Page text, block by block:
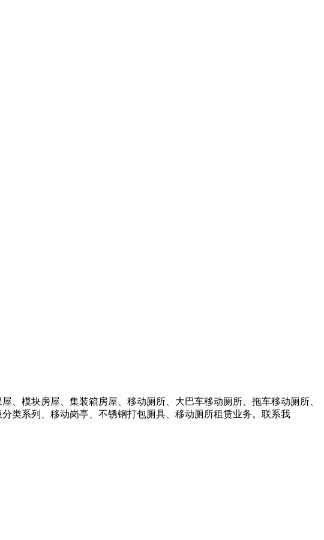
模块房屋、集装箱房屋、移动厕所、大巴车移动厕所、拖车移动厕所、
类系列、移动岗亭、不锈钢打包厕具、移动厕所租赁业务。联系我